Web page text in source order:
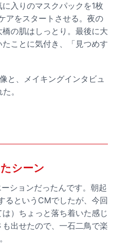
入りのマスクパックを1枚
アをスタートさせる。夜の
の肌はしっとり。最後に大
ことに気付き、「見つめす
と、メイキングインタビュ
。
シーン
ションだったんです。朝起
るというCMでしたが、今回
）ちょっと落ち着いた感じ
出せたので、一石二鳥で楽